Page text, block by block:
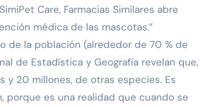
Care, Farmacias Similares abre
médica de las mascotas.”
de la población (alrededor de 70 % de
de Estadística y Geografía revelan que,
y 20 millones, de otras especies. Es
porque es una realidad que cuando se